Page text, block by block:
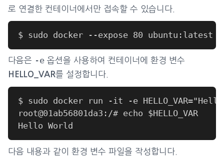
로 연결한 컨테이너에서만 접속할 수 있습니다.
다음은 -e 옵션을 사용하여 컨테이너에 환경 변수
HELLO_VAR를 설정합니다.
다음 내용과 같이 환경 변수 파일을 작성합니다.